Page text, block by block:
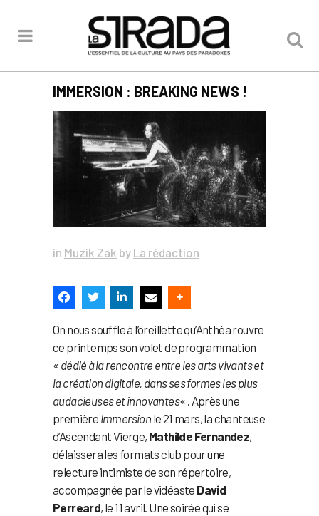
IMMERSION : BREAKING NEWS !
in Muzik Zak by La rédaction
On nous souffle à l’oreillette qu’Anthéa rouvre
ce printemps son volet de programmation
« dédié à la rencontre entre les arts vivants et
la création digitale, dans ses formes les plus
audacieuses et innovantes« . Après une
première Immersion le 21 mars, la chanteuse
d’Ascendant Vierge, Mathilde Fernandez,
délaissera les formats club pour une
relecture intimiste de son répertoire,
accompagnée par le vidéaste David
Perreard, le 11 avril. Une soirée qui se